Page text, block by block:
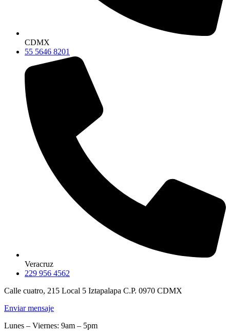
CDMX
55 5646 8201
Veracruz
229 956 4562
Calle cuatro, 215 Local 5 Iztapalapa C.P. 0970 CDMX
Enviar mensaje
Lunes – Viernes: 9am – 5pm